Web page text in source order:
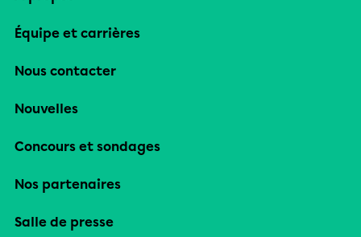
Équipe et carrières
Nous contacter
Nouvelles
Concours et sondages
Nos partenaires
Salle de presse